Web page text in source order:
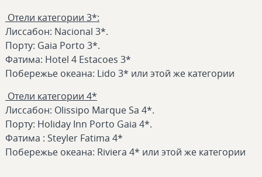
Отели категории 3*:
Лиссабон: Nacional 3*.
Порту: Gaia Porto 3*.
Фатима: Hotel 4 Estacoes 3*
Побережье океана: Lido 3* или этой же категории
Отели категории 4*
Лиссабон: Olissipo Marque Sa 4*.
Порту: Holiday Inn Porto Gaia 4*.
Фатима : Steyler Fatima 4*
Побережье океана: Riviera 4* или этой же категории